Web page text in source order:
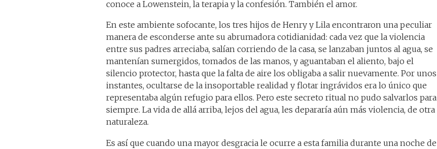
conoce a Lowenstein, la terapia y la confesión. También el amor.
En este ambiente sofocante, los tres hijos de Henry y Lila encontraron una peculiar
manera de esconderse ante su abrumadora cotidianidad: cada vez que la violencia
entre sus padres arreciaba, salían corriendo de la casa, se lanzaban juntos al agua, se
mantenían sumergidos, tomados de las manos, y aguantaban el aliento, bajo el
silencio protector, hasta que la falta de aire los obligaba a salir nuevamente. Por unos
instantes, ocultarse de la insoportable realidad y flotar ingrávidos era lo único que
representaba algún refugio para ellos. Pero este secreto ritual no pudo salvarlos para
siempre. La vida de allá arriba, lejos del agua, les depararía aún más violencia, de otra
naturaleza.
Es así que cuando una mayor desgracia le ocurre a esta familia durante una noche de